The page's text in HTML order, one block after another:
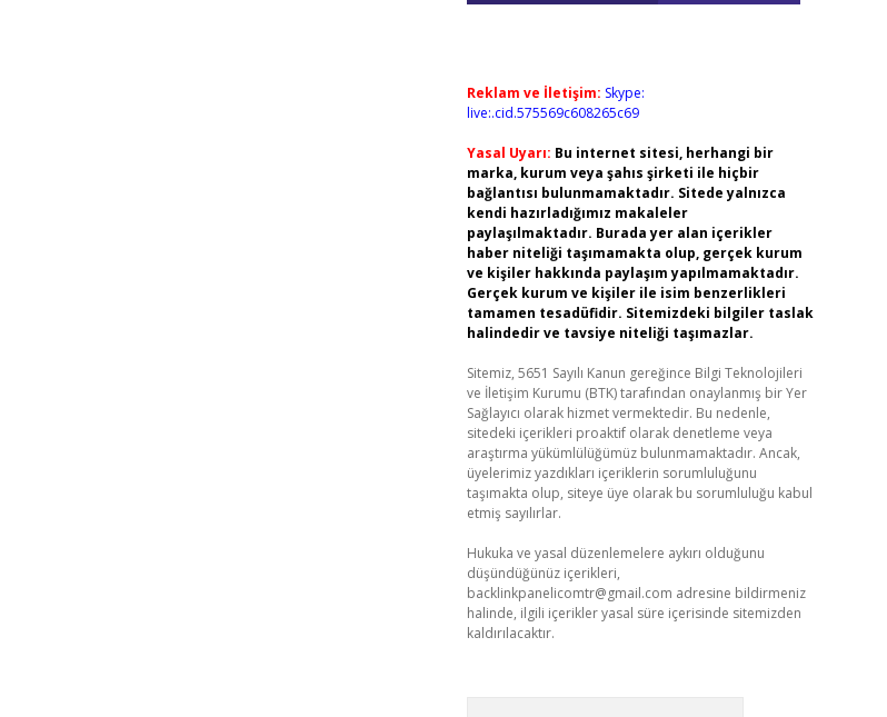
Reklam ve İletişim: Skype:
live:.cid.575569c608265c69
Yasal Uyarı: Bu internet sitesi, herhangi bir
marka, kurum veya şahıs şirketi ile hiçbir
bağlantısı bulunmamaktadır. Sitede yalnızca
kendi hazırladığımız makaleler
paylaşılmaktadır. Burada yer alan içerikler
haber niteliği taşımamakta olup, gerçek kurum
ve kişiler hakkında paylaşım yapılmamaktadır.
Gerçek kurum ve kişiler ile isim benzerlikleri
tamamen tesadüfidir. Sitemizdeki bilgiler taslak
halindedir ve tavsiye niteliği taşımazlar.
Sitemiz, 5651 Sayılı Kanun gereğince Bilgi Teknolojileri
ve İletişim Kurumu (BTK) tarafından onaylanmış bir Yer
Sağlayıcı olarak hizmet vermektedir. Bu nedenle,
sitedeki içerikleri proaktif olarak denetleme veya
araştırma yükümlülüğümüz bulunmamaktadır. Ancak,
üyelerimiz yazdıkları içeriklerin sorumluluğunu
taşımakta olup, siteye üye olarak bu sorumluluğu kabul
etmiş sayılırlar.
Hukuka ve yasal düzenlemelere aykırı olduğunu
düşündüğünüz içerikleri,
backlinkpanelicomtr@gmail.com adresine bildirmeniz
halinde, ilgili içerikler yasal süre içerisinde sitemizden
kaldırılacaktır.